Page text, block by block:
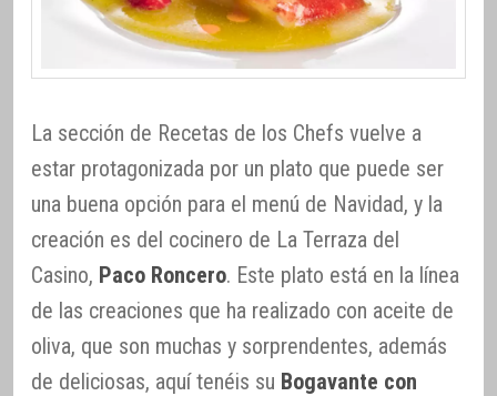
La sección de Recetas de los Chefs vuelve a
estar protagonizada por un plato que puede ser
una buena opción para el menú de Navidad, y la
creación es del cocinero de La Terraza del
Casino, Paco Roncero. Este plato está en la línea
de las creaciones que ha realizado con aceite de
oliva, que son muchas y sorprendentes, además
de deliciosas, aquí tenéis su Bogavante con